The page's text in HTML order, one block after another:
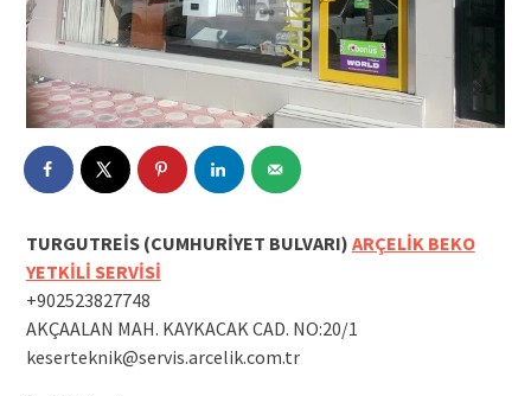
TURGUTREİS (CUMHURİYET BULVARI) ARÇELİK BEKO
YETKİLİ SERVİSİ
+902523827748
AKÇAALAN MAH. KAYKACAK CAD. NO:20/1
keserteknik@servis.arcelik.com.tr